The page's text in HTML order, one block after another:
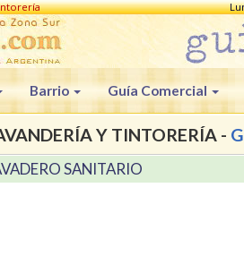
Barrio Guía Comercial
Y TINTORERÍA -
SANITARIO